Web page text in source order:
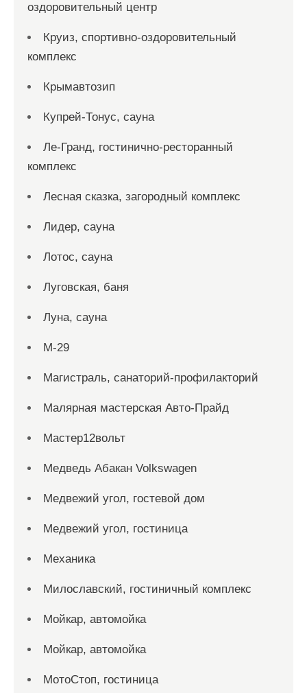
оздоровительный центр
Круиз, спортивно-оздоровительный
комплекс
Крымавтозип
Купрей-Тонус, сауна
Ле-Гранд, гостинично-ресторанный
комплекс
Лесная сказка, загородный комплекс
Лидер, сауна
Лотос, сауна
Луговская, баня
Луна, сауна
М-29
Магистраль, санаторий-профилакторий
Малярная мастерская Авто-Прайд
Мастер12вольт
Медведь Абакан Volkswagen
Медвежий угол, гостевой дом
Медвежий угол, гостиница
Механика
Милославский, гостиничный комплекс
Мойкар, автомойка
Мойкар, автомойка
МотоСтоп, гостиница